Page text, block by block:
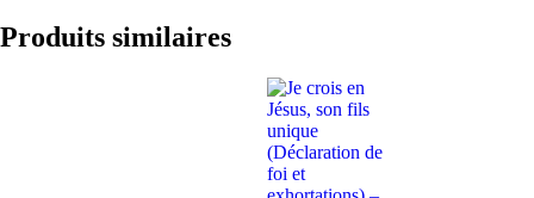
Produits similaires